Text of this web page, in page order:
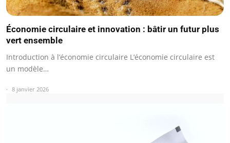
Économie circulaire et innovation : bâtir un futur plus
vert ensemble
Introduction à l’économie circulaire L’économie circulaire est
un modèle…
8 janvier 2026